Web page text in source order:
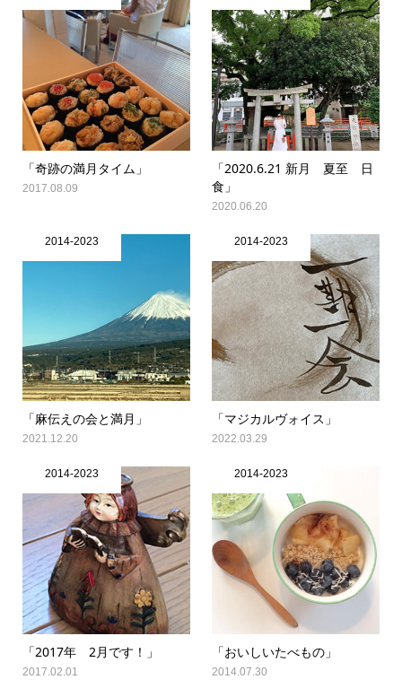
「奇跡の満月タイム」
2017.08.09
「2020.6.21 新月 夏至 日
食」
2020.06.20
2014-2023
「麻伝えの会と満月」
2021.12.20
2014-2023
「マジカルヴォイス」
2022.03.29
2014-2023
「2017年 2月です！」
2017.02.01
2014-2023
「おいしいたべもの」
2014.07.30